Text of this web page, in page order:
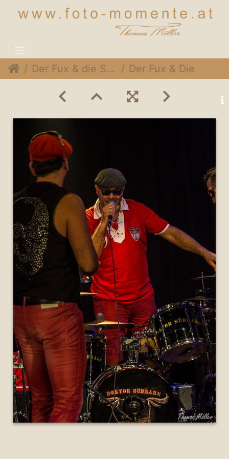
Der Fux & die Sympartie @ Rothneusiedlerhof Wien, 24. November 2014 Der Fux & Die SymPartie 041